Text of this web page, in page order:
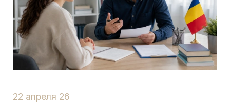
22 апреля 26